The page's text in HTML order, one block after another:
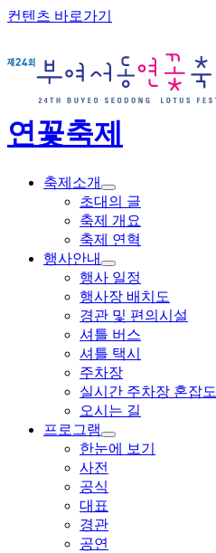
컨텐츠 바로가기
연꽃축제
축제소개
초대의 글
축제 개요
축제 연혁
행사안내
행사 일정
행사장 배치도
경관 및 편의시설
셔틀 버스
셔틀 택시
주차장
실시간 주차장 혼잡도
오시는 길
프로그램
한눈에 보기
사전
공식
대표
경관
공연